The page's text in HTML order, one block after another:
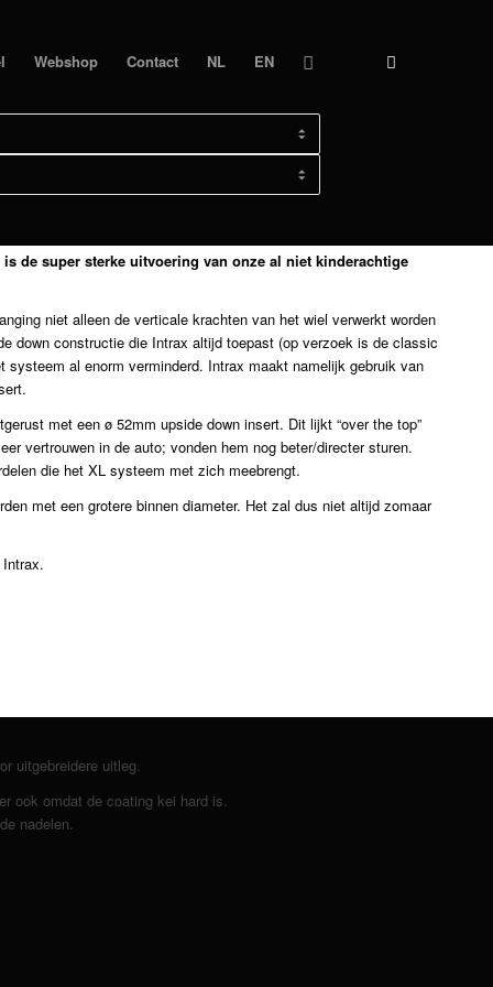
Webshop Contact NL EN
2002 TI CLASSIC
de super sterke uitvoering van onze al niet kinderachtige
niet alleen de verticale krachten van het wiel verwerkt worden
down constructie die Intrax altijd toepast (op verzoek is de classic
al enorm verminderd. Intrax maakt namelijk gebruik van
met een ø 52mm upside down insert. Dit lijkt “over the top”
vertrouwen in de auto; vonden hem nog beter/directer sturen.
die het XL systeem met zich meebrengt.
met een grotere binnen diameter. Het zal dus niet altijd zomaar
uitgebreidere uitleg.
ook omdat de coating kei hard is.
nadelen.